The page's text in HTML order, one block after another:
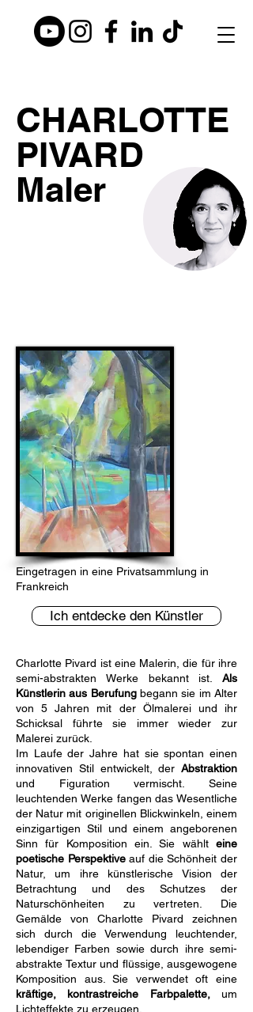
CHARLOTTE
PIVARD
Maler
Eingetragen in eine Privatsammlung in
Frankreich
Ich entdecke den Künstler
Charlotte Pivard ist eine Malerin, die für ihre
semi-abstrakten Werke bekannt ist. Als
Künstlerin aus Berufungbegann sie im Alter
von 5 Jahren mit der Ölmalerei und ihr
Schicksal führte sie immer wieder zur
Malerei zurück.
Im Laufe der Jahre hat sie spontan einen
innovativen Stil entwickelt, der Abstraktion
und Figuration vermischt. Seine
leuchtenden Werke fangen das Wesentliche
der Natur mit originellen Blickwinkeln, einem
einzigartigen Stil und einem angeborenen
Sinn für Komposition ein. Sie wählt eine
poetische Perspektiveauf die Schönheit der
Natur, um ihre künstlerische Vision der
Betrachtung und des Schutzes der
Naturschönheiten zu vertreten. Die
Gemälde von Charlotte Pivard zeichnen
sich durch die Verwendung leuchtender,
lebendiger Farben sowie durch ihre semi-
abstrakte Textur und flüssige, ausgewogene
Komposition aus. Sie verwendet oft eine
kräftige, kontrastreiche Farbpalette,um
Lichteffekte zu erzeugen.